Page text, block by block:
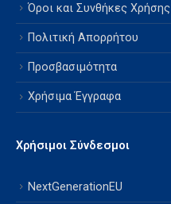
Όροι και Συνθήκες Χρήσης
Πολιτική Απορρήτου
Προσβασιμότητα
Χρήσιμα Έγγραφα
Χρήσιμοι Σύνδεσμοι
NextGenerationEU